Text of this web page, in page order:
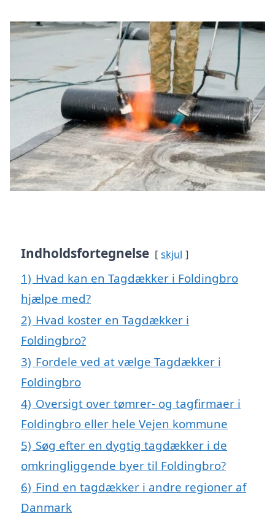
Indholdsfortegnelse skjul
1) Hvad kan en Tagdækker i Foldingbro
hjælpe med?
2) Hvad koster en Tagdækker i
Foldingbro?
3) Fordele ved at vælge Tagdækker i
Foldingbro
4) Oversigt over tømrer- og tagfirmaer i
Foldingbro eller hele Vejen kommune
5) Søg efter en dygtig tagdækker i de
omkringliggende byer til Foldingbro?
6) Find en tagdækker i andre regioner af
Danmark